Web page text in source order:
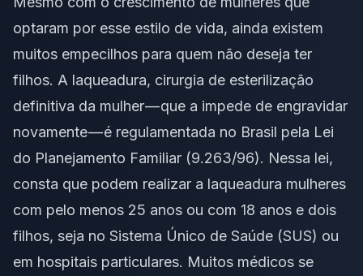
optaram por esse estilo de vida, ainda existem
muitos empecilhos para quem não deseja ter
filhos. A laqueadura, cirurgia de esterilização
definitiva da mulher — que a impede de engravidar
novamente — é regulamentada no Brasil pela Lei
do Planejamento Familiar (9.263/96). Nessa lei,
consta que podem realizar a laqueadura mulheres
com pelo menos 25 anos ou com 18 anos e dois
filhos, seja no Sistema Único de Saúde (SUS) ou
em hospitais particulares. Muitos médicos se